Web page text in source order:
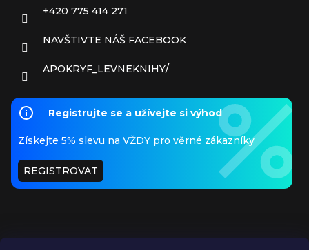
+420 775 414 271
NAVŠTIVTE NÁŠ FACEBOOK
APOKRYF_LEVNEKNIHY/
Registrujte se a užívejte si výhod
Získejte 5% slevu na VŽDY pro věrné zákazníky
REGISTROVAT